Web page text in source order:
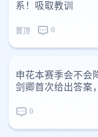
系！吸取教训
置顶 0
申花本赛季会不会
剑卿首次给出答案
0